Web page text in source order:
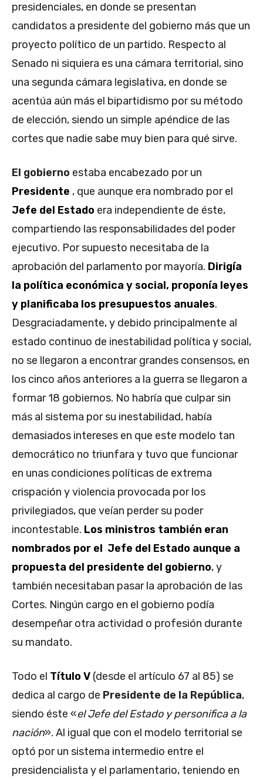
presidenciales, en donde se presentan
candidatos a presidente del gobierno más que un
proyecto político de un partido. Respecto al
Senado ni siquiera es una cámara territorial, sino
una segunda cámara legislativa, en donde se
acentúa aún más el bipartidismo por su método
de elección, siendo un simple apéndice de las
cortes que nadie sabe muy bien para qué sirve.
El gobierno estaba encabezado por un
Presidente , que aunque era nombrado por el
Jefe del Estado era independiente de éste,
compartiendo las responsabilidades del poder
ejecutivo. Por supuesto necesitaba de la
aprobación del parlamento por mayoría. Dirigía
la política económica y social, proponía leyes
y planificaba los presupuestos anuales.
Desgraciadamente, y debido principalmente al
estado continuo de inestabilidad política y social,
no se llegaron a encontrar grandes consensos, en
los cinco años anteriores a la guerra se llegaron a
formar 18 gobiernos. No habría que culpar sin
más al sistema por su inestabilidad, había
demasiados intereses en que este modelo tan
democrático no triunfara y tuvo que funcionar
en unas condiciones políticas de extrema
crispación y violencia provocada por los
privilegiados, que veían perder su poder
incontestable. Los ministros también eran
nombrados por el Jefe del Estado aunque a
propuesta del presidente del gobierno, y
también necesitaban pasar la aprobación de las
Cortes. Ningún cargo en el gobierno podía
desempeñar otra actividad o profesión durante
su mandato.
Todo el Título V (desde el artículo 67 al 85) se
dedica al cargo de Presidente de la República,
siendo éste «el Jefe del Estado y personifica a la
nación». Al igual que con el modelo territorial se
optó por un sistema intermedio entre el
presidencialista y el parlamentario, teniendo en